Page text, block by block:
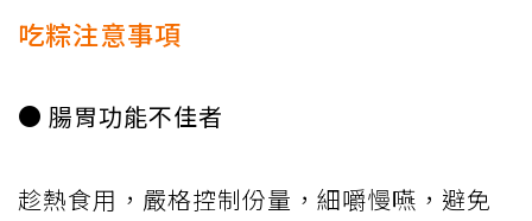
吃粽注意事項
● 腸胃功能不佳者
趁熱食用，嚴格控制份量，細嚼慢嚥，避免